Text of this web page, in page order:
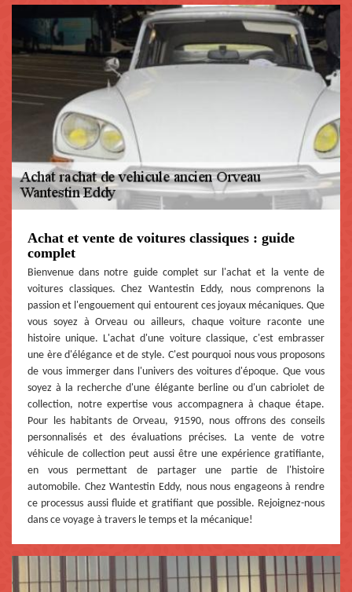
Achat et vente de voitures classiques : guide
complet
Bienvenue dans notre guide complet sur l'achat et la vente de
voitures classiques. Chez Wantestin Eddy, nous comprenons la
passion et l'engouement qui entourent ces joyaux mécaniques. Que
vous soyez à Orveau ou ailleurs, chaque voiture raconte une
histoire unique. L'achat d'une voiture classique, c'est embrasser
une ère d'élégance et de style. C'est pourquoi nous vous proposons
de vous immerger dans l'univers des voitures d'époque. Que vous
soyez à la recherche d'une élégante berline ou d'un cabriolet de
collection, notre expertise vous accompagnera à chaque étape.
Pour les habitants de Orveau, 91590, nous offrons des conseils
personnalisés et des évaluations précises. La vente de votre
véhicule de collection peut aussi être une expérience gratifiante,
en vous permettant de partager une partie de l'histoire
automobile. Chez Wantestin Eddy, nous nous engageons à rendre
ce processus aussi fluide et gratifiant que possible. Rejoignez-nous
dans ce voyage à travers le temps et la mécanique!